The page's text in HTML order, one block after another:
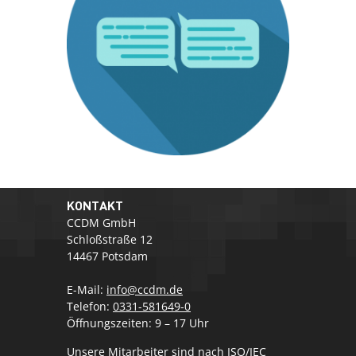
KONTAKT
CCDM GmbH
Schloßstraße 12
14467 Potsdam
E-Mail: info@ccdm.de
Telefon: 0331-581649-0
Öffnungszeiten: 9 – 17 Uhr
Unsere Mitarbeiter sind nach ISO/IEC